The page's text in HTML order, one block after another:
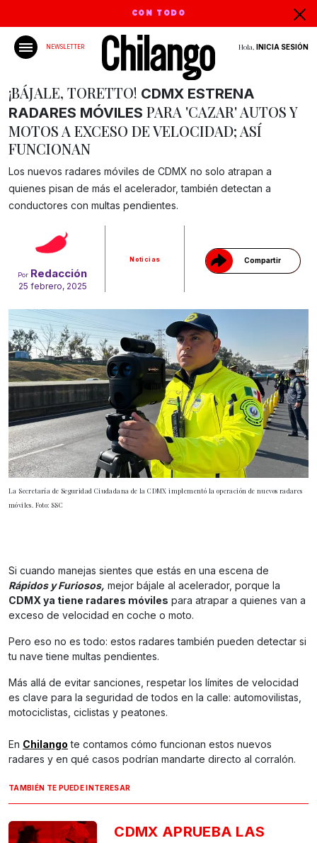
CON TODO
NEWSLETTER Hola, INICIA SESIÓN
Por Redacción
25 febrero, 2025
Noticias Compartir
Gracias!
¡BÁJALE, TORETTO! CDMX ESTRENA
RADARES MÓVILES PARA 'CAZAR' AUTOS Y
MOTOS A EXCESO DE VELOCIDAD; ASÍ
FUNCIONAN
Los nuevos radares móviles de CDMX no solo atrapan a
quienes pisan de más el acelerador, también detectan a
conductores con multas pendientes.
La Secretaría de Seguridad Ciudadana de la CDMX implementó la operación de nuevos radares
móviles. Foto: SSC
Si cuando manejas sientes que estás en una escena de
Rápidos y Furiosos, mejor bájale al acelerador, porque la
CDMX ya tiene radares móviles para atrapar a quienes van a
exceso de velocidad en coche o moto.
Pero eso no es todo: estos radares también pueden detectar si
tu nave tiene multas pendientes.
Más allá de evitar sanciones, respetar los límites de velocidad
es clave para la seguridad de todos en la calle: automovilistas,
motociclistas, ciclistas y peatones.
En Chilango te contamos cómo funcionan estos nuevos
radares y en qué casos podrían mandarte directo al corralón.
TAMBIÉN TE PUEDE INTERESAR
CDMX APRUEBA LAS